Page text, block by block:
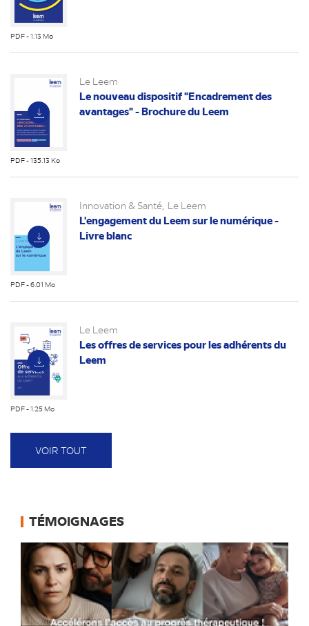
PDF - 1.13 Mo
PDF - 135.13 Ko
Le Leem
Le nouveau dispositif "Encadrement des
avantages" - Brochure du Leem
PDF - 6.01 Mo
Innovation & Santé Le Leem
L'engagement du Leem sur le numérique -
Livre blanc
PDF - 1.25 Mo
onglet)
Le Leem
Les offres de services pour les adhérents du
Leem
VOIR TOUT
TÉMOIGNAGES
(nouvel
onglet)